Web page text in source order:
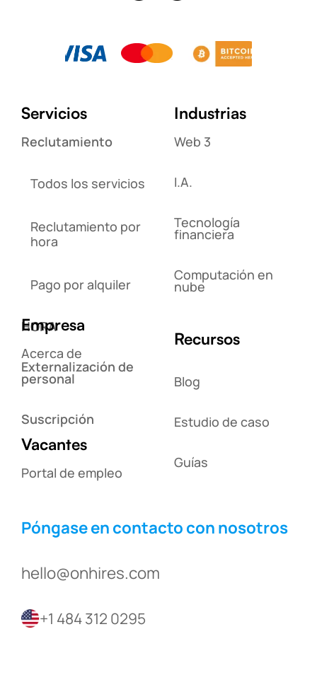
Servicios
Reclutamiento
Todos los servicios
Reclutamiento por
hora
Pago por alquiler
HORA
Externalización de
personal
Suscripción
Industrias
Web 3
I.A.
Tecnología
financiera
Computación en
nube
Empresa
Acerca de
Recursos
Blog
Estudio de caso
Guías
Vacantes
Portal de empleo
Póngase en contacto con nosotros
hello@onhires.com
+1 484 312 0295